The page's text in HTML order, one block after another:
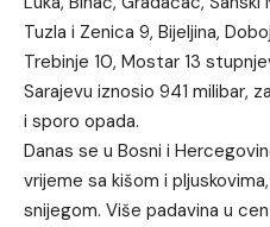
Tuzla i Zenica 9, Bijeljina,
Trebinje 10, Mostar 13
Sarajevu iznosio 941 milibar,
i sporo opada.
Danas se u Bosni i
vrijeme sa kišom i
snijegom. Više padavina u